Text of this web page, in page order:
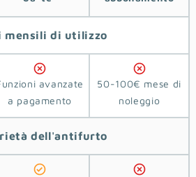
mensili di utilizzo
avanzate
a pagamento
50-100€ mese di
noleggio
dell'antifurto